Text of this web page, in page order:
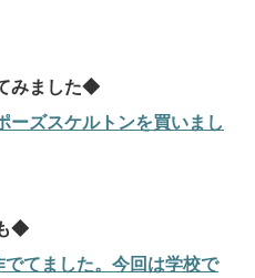
みました◆
ーズスケルトンを買いまし
◆
てました。今回は学校で